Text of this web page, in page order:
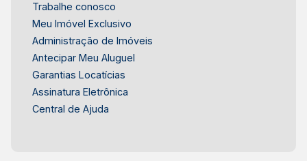
Trabalhe conosco
Meu Imóvel Exclusivo
Administração de Imóveis
Antecipar Meu Aluguel
Garantias Locatícias
Assinatura Eletrônica
Central de Ajuda